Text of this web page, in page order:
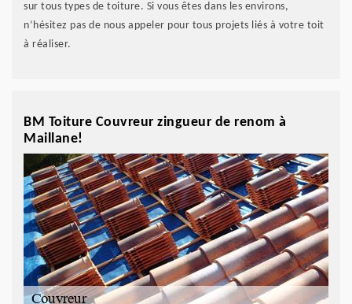
sur tous types de toiture. Si vous êtes dans les environs,
n’hésitez pas de nous appeler pour tous projets liés à votre toit
à réaliser.
BM Toiture Couvreur zingueur de renom à
Maillane!